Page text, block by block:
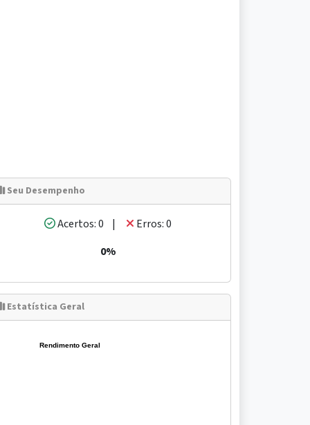
Seu Desempenho
Acertos: 0 |
Erros: 0
0%
Estatística Geral
Rendimento Geral